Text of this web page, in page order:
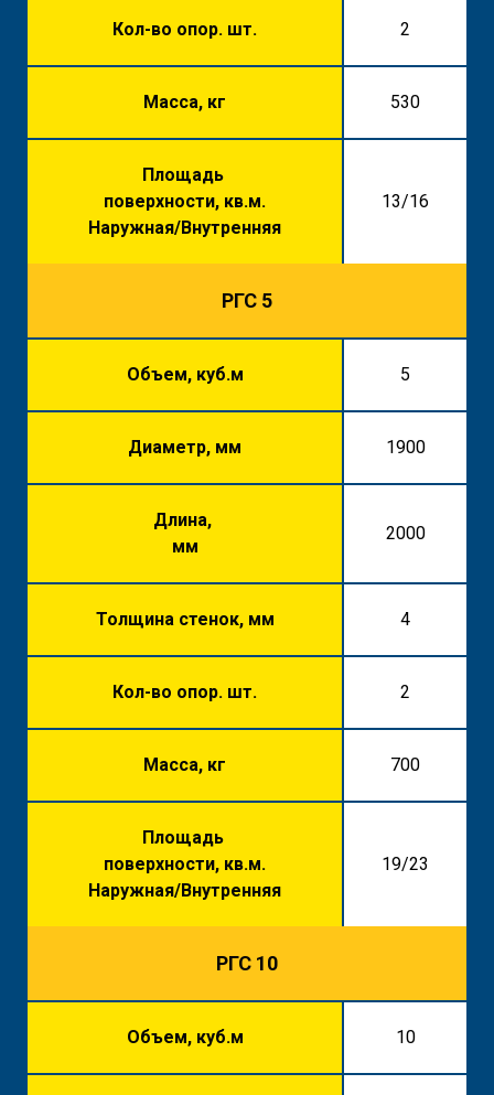
Кол-во опор. шт. 2
Масса, кг 530
Площадь
поверхности, кв.м.
Наружная/Внутренняя
13/16
РГС 5
Объем, куб.м 5
Диаметр, мм 1900
Длина,
мм
2000
Толщина стенок, мм 4
Кол-во опор. шт. 2
Масса, кг 700
Площадь
поверхности, кв.м.
Наружная/Внутренняя
19/23
РГС 10
Объем, куб.м 10